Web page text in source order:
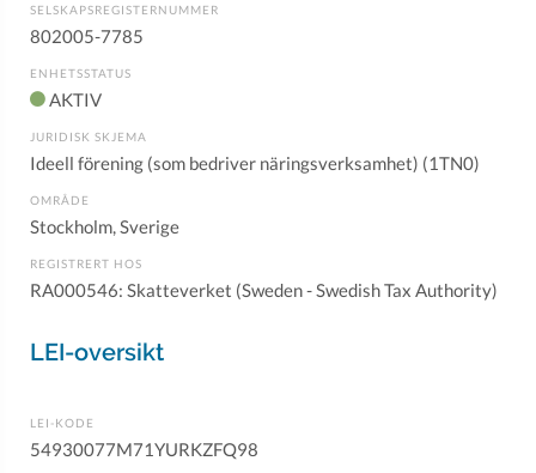
SELSKAPSREGISTERNUMMER
802005-7785
ENHETSSTATUS
AKTIV
JURIDISK SKJEMA
Ideell förening (som bedriver näringsverksamhet) (1TN0)
OMRÅDE
Stockholm, Sverige
REGISTRERT HOS
RA000546: Skatteverket (Sweden - Swedish Tax Authority)
LEI-oversikt
LEI-KODE
54930077M71YURKZFQ98